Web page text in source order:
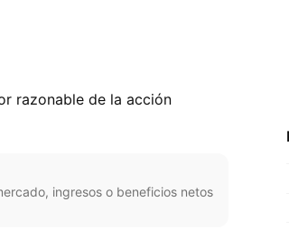
razonable de la acción
ingresos o beneficios netos